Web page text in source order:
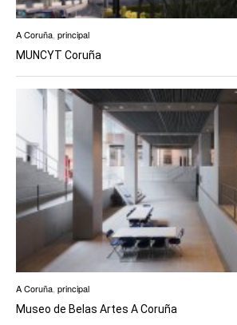
A Coruña principal
MUNCYT Coruña
A Coruña, principal
Museo de Belas Artes A Coruña